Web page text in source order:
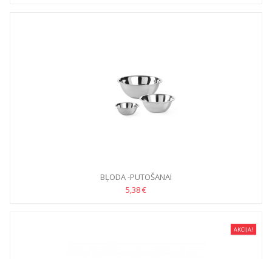
BĻODA -PUTOŠANAI
5,38 €
AKCIJA!